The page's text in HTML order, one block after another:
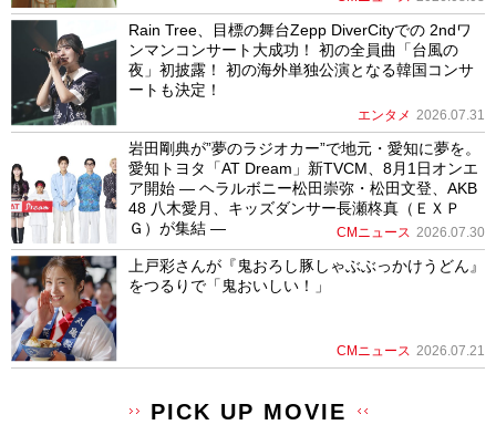
Rain Tree、目標の舞台Zepp DiverCityでの 2ndワ
ンマンコンサート大成功！ 初の全員曲「台風の
夜」初披露！ 初の海外単独公演となる韓国コンサ
ートも決定！
エンタメ 2026.07.31
岩田剛典が”夢のラジオカー”で地元・愛知に夢を。
愛知トヨタ「AT Dream」新TVCM、8月1日オンエ
ア開始 ― ヘラルボニー松田崇弥・松田文登、AKB
48 八木愛月、キッズダンサー長瀬柊真（ＥＸＰ
Ｇ）が集結 ―
CMニュース 2026.07.30
上戸彩さんが『鬼おろし豚しゃぶぶっかけうどん』
をつるりで「鬼おいしい！」
CMニュース 2026.07.21
PICK UP MOVIE